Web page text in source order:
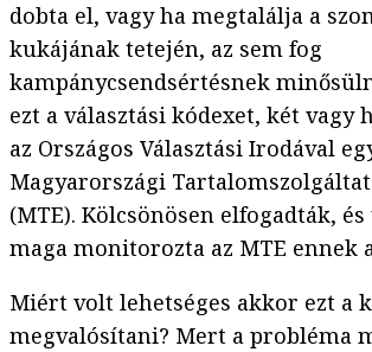
dobta el, vagy ha megtalálja a
kukájának tetején, az sem fog
kampánycsendsértésnek
ezt a választási kódexet, két vagy
az Országos Választási Irodával
Magyarországi
(MTE). Kölcsönösen elfogadták,
maga monitorozta az MTE ennek
Miért volt lehetséges akkor ezt a
megvalósítani? Mert a probléma